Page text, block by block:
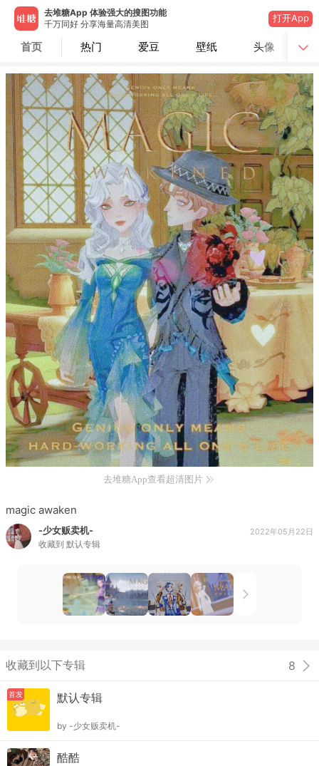
去堆糖App 体验强大的搜图功能
千万同好 分享海量高清美图
打开App
首页 热门 爱豆 壁纸 头像
去堆糖App查看超清图片
magic awaken
-少女贩卖机-
收藏到 默认专辑
2022年05月22日
收藏到以下专辑 8
首发 默认专辑
by -少女贩卖机-
酷酷